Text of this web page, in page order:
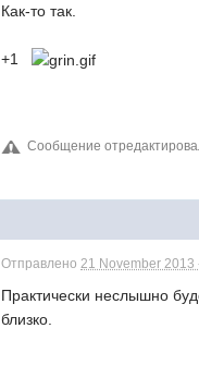
Как-то так.
+1
Сообщение
Отправлено21 November 2013
Практически неслышно
близко.